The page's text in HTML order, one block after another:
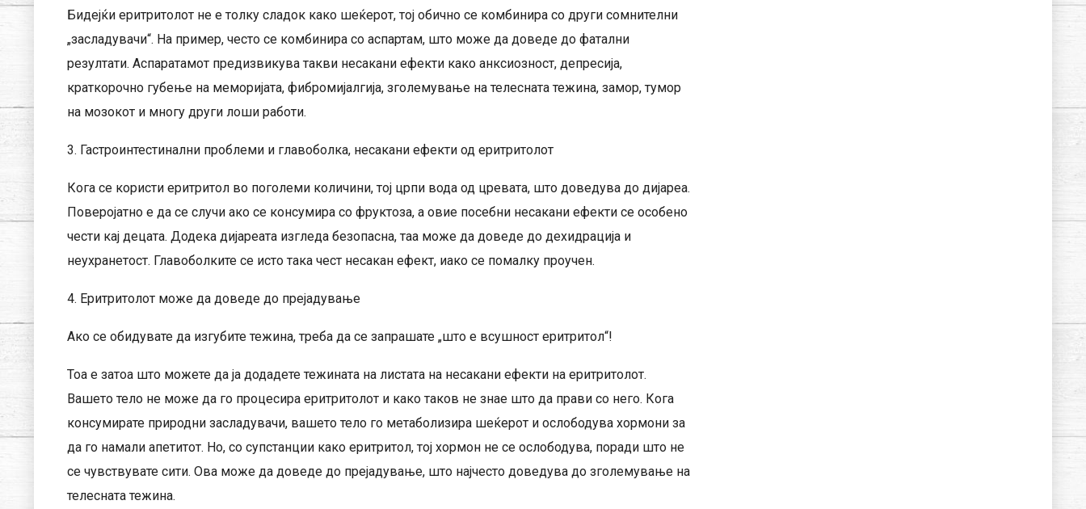
Бидејќи еритритолот не е толку сладок како шеќерот, тој обично се комбинира со други сомнителни
„засладувачи“. На пример, често се комбинира со аспартам, што може да доведе до фатални
резултати. Аспаратамот предизвикува такви несакани ефекти како анксиозност, депресија,
краткорочно губење на меморијата, фибромијалгија, зголемување на телесната тежина, замор, тумор
на мозокот и многу други лоши работи.
3. Гастроинтестинални проблеми и главоболка, несакани ефекти од еритритолот
Кога се користи еритритол во поголеми количини, тој црпи вода од цревата, што доведува до дијареа.
Поверојатно е да се случи ако се консумира со фруктоза, а овие посебни несакани ефекти се особено
чести кај децата. Додека дијареата изгледа безопасна, таа може да доведе до дехидрација и
неухранетост. Главоболките се исто така чест несакан ефект, иако се помалку проучен.
4. Еритритолот може да доведе до прејадување
Ако се обидувате да изгубите тежина, треба да се запрашате „што е всушност еритритол“!
Тоа е затоа што можете да ја додадете тежината на листата на несакани ефекти на еритритолот.
Вашето тело не може да го процесира еритритолот и како таков не знае што да прави со него. Кога
консумирате природни засладувачи, вашето тело го метаболизира шеќерот и ослободува хормони за
да го намали апетитот. Но, со супстанции како еритритол, тој хормон не се ослободува, поради што не
се чувствувате сити. Ова може да доведе до прејадување, што најчесто доведува до зголемување на
телесната тежина.